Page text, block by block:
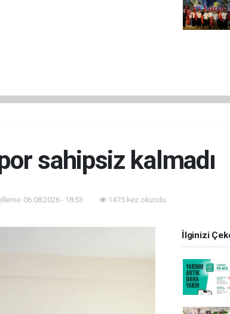
sahipsiz kalmadı
06.08.2026 - 18:53 1475 kez okundu.
İlginizi